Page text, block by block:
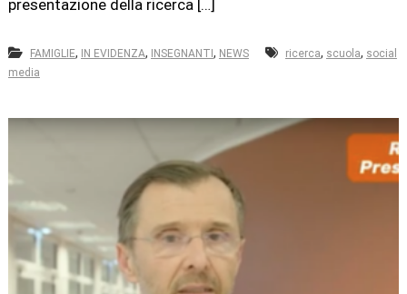
presentazione della ricerca […]
FAMIGLIE, IN EVIDENZA, INSEGNANTI , NEWS ricerca, scuola, social
media